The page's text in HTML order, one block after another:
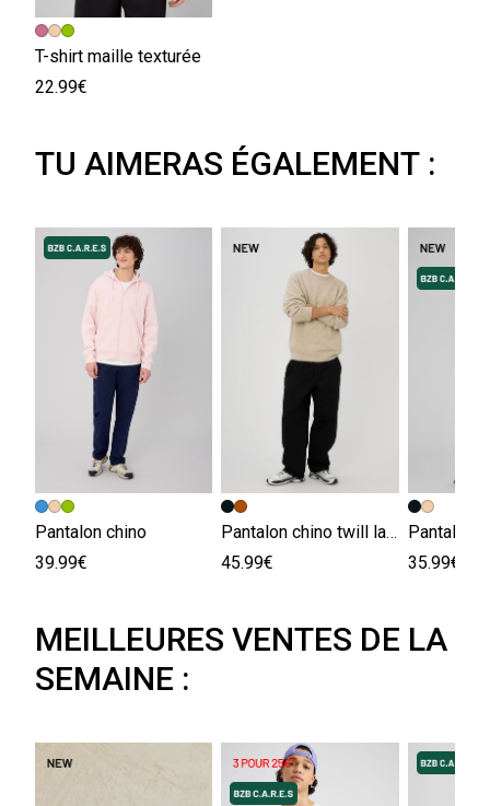
T-shirt maille texturée
22.99€
TU AIMERAS ÉGALEMENT :
Pantalon chino
39.99€
Pantalon chino twill large
45.99€
35.99€
MEILLEURES VENTES DE LA
SEMAINE :